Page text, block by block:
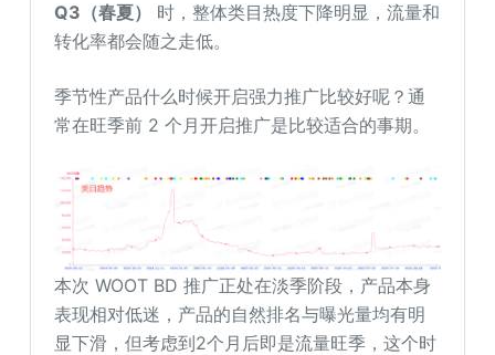
Q3（春夏）
时，整体类目热度下降明显，流量和
转化率都会随之走低。
季节性产品什么时候开启强力推广比较好呢？通
常在旺季前 2 个月开启推广是比较适合的事期。
本次 WOOT BD 推广正处在淡季阶段，产品本身
表现相对低迷，产品的自然排名与曝光量均有明
显下滑，但考虑到2个月后即是流量旺季，这个时